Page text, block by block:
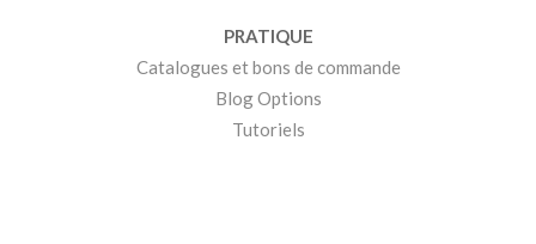
PRATIQUE
Catalogues et bons de commande
Blog Options
Tutoriels